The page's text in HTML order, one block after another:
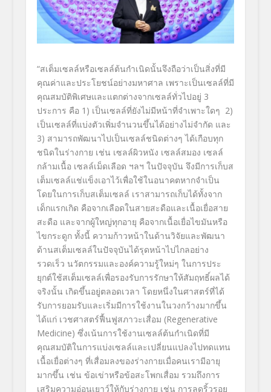
“สเต็มเซลล์หรือเซลล์ต้นกำเนิดนั้นจึงถือว่าเป็นสิ่งที่มี
คุณค่าและประโยชน์อย่างมหาศาล เพราะเป็นเซลล์ที่มี
คุณสมบัติพิเศษและแตกต่างจากเซลล์ทั่วไปอยู่ 3
ประการ คือ 1) เป็นเซลล์ที่ยังไม่มีหน้าที่จำเพาะใดๆ 2)
เป็นเซลล์ที่แบ่งตัวเพิ่มจำนวนขึ้นได้อย่างไม่จำกัด และ
3) สามารถพัฒนาไปเป็นเซลล์ชนิดต่างๆ ได้เกือบทุก
ชนิดในร่างกาย เช่น เซลล์ผิวหนัง เซลล์สมอง เซลล์
กล้ามเนื้อ เซลล์เม็ดเลือด ฯลฯ ในปัจจุบัน จึงมีการเก็บส
เต็มเซลล์แช่แข็งเอาไว้เพื่อใช้ในอนาคตหากจำเป็น
โดยในการเก็บสเต็มเซลล์ เราสามารถเก็บได้ทั้งจาก
เด็กแรกเกิด คือจากเลือดในสายสะดือและเนื้อเยื่อสาย
สะดือ และจากผู้ใหญ่ทุกอายุ คือจากเนื้อเยื่อไขมันหรือ
ไขกระดูก ทั้งนี้ ความก้าวหน้าในด้านวิจัยและพัฒนา
ด้านสเต็มเซลล์ในปัจจุบันได้รุดหน้าไปไกลอย่าง
รวดเร็ว นวัตกรรมและองค์ความรู้ใหม่ๆ ในการประ
ยุกต์ใช้สเต็มเซลล์เพื่อรองรับการรักษาให้สัมฤทธิ์ผลได้
จริงนั้น เกิดขึ้นอยู่ตลอดเวลา โดยหนึ่งในศาสตร์ที่ได้
รับการยอมรับและเริ่มมีการใช้งานในวงกว้างมากขึ้น
ได้แก่ เวชศาสตร์ฟื้นฟูสภาวะเสื่อม (Regenerative
Medicine) ซึ่งเน้นการใช้งานเซลล์ต้นกำเนิดที่มี
คุณสมบัติในการแบ่งเซลล์และเปลี่ยนแปลงไปทดแทน
เนื้อเยื่อต่างๆ ที่เสื่อมลงของร่างกายเมื่อคนเรามีอายุ
มากขึ้น เช่น ข้อเข่าหรือข้อสะโพกเสื่อม รวมถึงการ
เสริมความอ่อนเยาว์ให้กับร่างกาย เช่น การลดริ้วรอย